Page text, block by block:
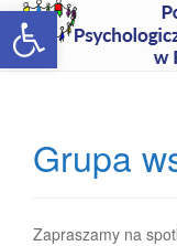
Open toolbar
Grupa
Zapraszamy na